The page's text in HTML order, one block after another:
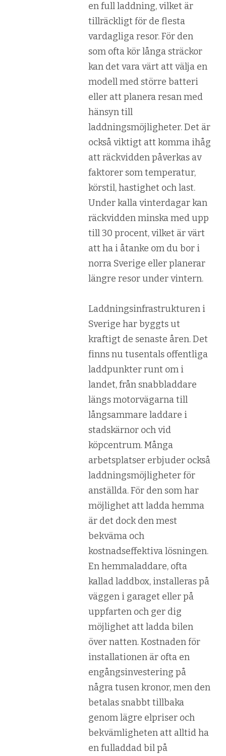
en full laddning, vilket är
tillräckligt för de flesta
vardagliga resor. För den
som ofta kör långa sträckor
kan det vara värt att välja en
modell med större batteri
eller att planera resan med
hänsyn till
laddningsmöjligheter. Det är
också viktigt att komma ihåg
att räckvidden påverkas av
faktorer som temperatur,
körstil, hastighet och last.
Under kalla vinterdagar kan
räckvidden minska med upp
till 30 procent, vilket är värt
att ha i åtanke om du bor i
norra Sverige eller planerar
längre resor under vintern.
Laddningsinfrastrukturen i
Sverige har byggts ut
kraftigt de senaste åren. Det
finns nu tusentals offentliga
laddpunkter runt om i
landet, från snabbladdare
längs motorvägarna till
långsammare laddare i
stadskärnor och vid
köpcentrum. Många
arbetsplatser erbjuder också
laddningsmöjligheter för
anställda. För den som har
möjlighet att ladda hemma
är det dock den mest
bekväma och
kostnadseffektiva lösningen.
En hemmaladdare, ofta
kallad laddbox, installeras på
väggen i garaget eller på
uppfarten och ger dig
möjlighet att ladda bilen
över natten. Kostnaden för
installationen är ofta en
engångsinvestering på
några tusen kronor, men den
betalas snabbt tillbaka
genom lägre elpriser och
bekvämligheten att alltid ha
en fulladdad bil på